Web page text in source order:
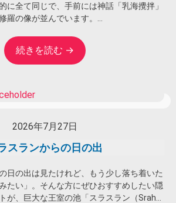
に全て同じで、手前には神話「乳海攪拌」
羅の像が並んでいます。...
続きを読む →
2026年7月27日
スランからの日の出
日の出は見たけれど、もう少し落ち着いた
たい」。そんな方にぜひおすすめしたい隠
が、巨大な王室の池「スラスラン（Srah...